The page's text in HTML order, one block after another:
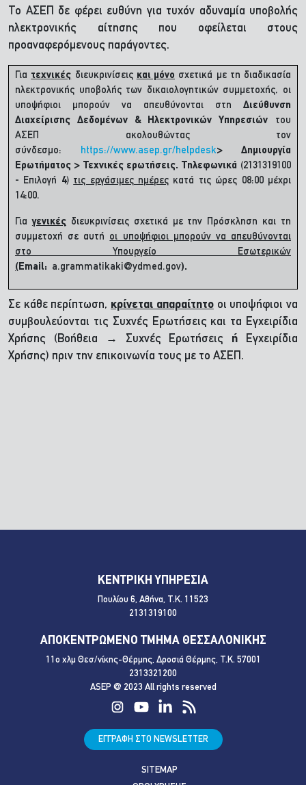
Το ΑΣΕΠ δε φέρει ευθύνη για τυχόν αδυναμία υποβολής
ηλεκτρονικής αίτησης που οφείλεται στους
προαναφερόμενους παράγοντες.
Για τεχνικές διευκρινίσεις και μόνο σχετικά με τη διαδικασία
ηλεκτρονικής υποβολής των δικαιολογητικών συμμετοχής, οι
υποψήφιοι μπορούν να απευθύνονται στη Διεύθυνση
Διαχείρισης Δεδομένων & Ηλεκτρονικών Υπηρεσιών του
ΑΣΕΠ ακολουθώντας τον
σύνδεσμο: https://www.asep.gr/helpdesk> Δημιουργία
Ερωτήματος > Τεχνικές ερωτήσεις. Τηλεφωνικά (2131319100
- Επιλογή 4) τις εργάσιμες ημέρες κατά τις ώρες 08:00 μέχρι
14:00.
Γιαγενικέςδιευκρινίσεις σχετικά με την Πρόσκληση και τη
συμμετοχή σε αυτή οι υποψήφιοι μπορούν να απευθύνονται
στο Υπουργείο Εσωτερικών
(Email: a.grammatikaki@ydmed.gov).
Σε κάθε περίπτωση, κρίνεται απαραίτητοοι υποψήφιοι να
συμβουλεύονται τις Συχνές Ερωτήσεις και τα Εγχειρίδια
Χρήσης (Βοήθεια → Συχνές Ερωτήσεις ή Εγχειρίδια
Χρήσης) πριν την επικοινωνία τους με το ΑΣΕΠ.
ΚΕΝΤΡΙΚΗ ΥΠΗΡΕΣΙΑ
Πουλίου 6, Αθήνα, Τ.Κ. 11523
2131319100
ΑΠΟΚΕΝΤΡΩΜΕΝΟ ΤΜΗΜΑ ΘΕΣΣΑΛΟΝΙΚΗΣ
11ο χλμ Θεσ/νίκης-Θέρμης, Δροσιά Θέρμης, Τ.Κ. 57001
2313321200
ASEP @ 2023 All rights reserved
ΕΓΓΡΑΦΗ ΣΤΟ NEWSLETTER
SITEMAP